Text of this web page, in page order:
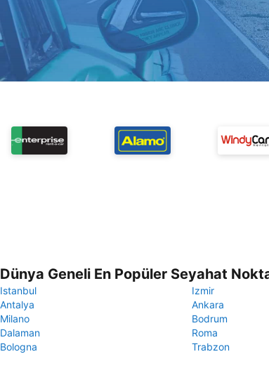
Dünya Geneli En Popüler Seyahat
Istanbul
Izmir
Antalya
Ankara
Milano
Bodrum
Dalaman
Roma
Bologna
Trabzon